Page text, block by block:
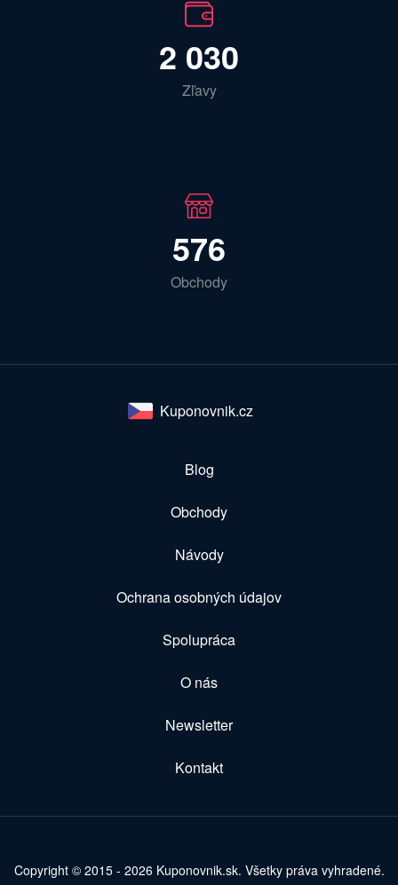
2 030
Zľavy
576
Obchody
Kuponovnik.cz
Blog
Obchody
Návody
Ochrana osobných údajov
Spolupráca
O nás
Newsletter
Kontakt
Copyright © 2015 - 2026 Kuponovnik.sk. Všetky práva vyhradené.